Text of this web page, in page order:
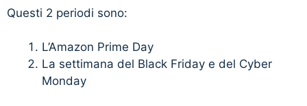
Questi 2 periodi sono:
L’Amazon Prime Day
La settimana del Black Friday e del Cyber
Monday